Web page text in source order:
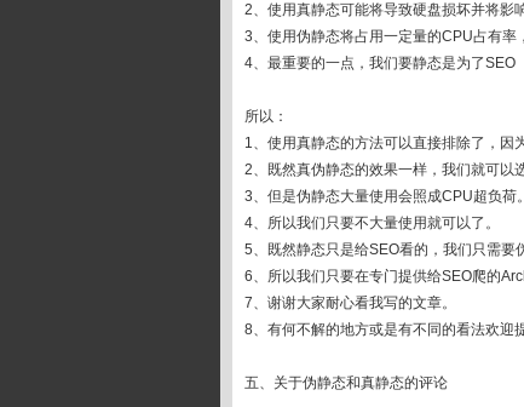
2、使用真静态可能将导致硬盘损坏并将影
3、使用伪静态将占用一定量的CPU占有率
4、最重要的一点，我们要静态是为了SEO
所以：
1、使用真静态的方法可以直接排除了，因
2、既然真伪静态的效果一样，我们就可以
3、但是伪静态大量使用会照成CPU超负荷。
4、所以我们只要不大量使用就可以了。
5、既然静态只是给SEO看的，我们只需要
6、所以我们只要在专门提供给SEO爬的
7、谢谢大家耐心看我写的文章。
8、有何不解的地方或是有不同的看法欢迎
五、关于伪静态和真静态的评论